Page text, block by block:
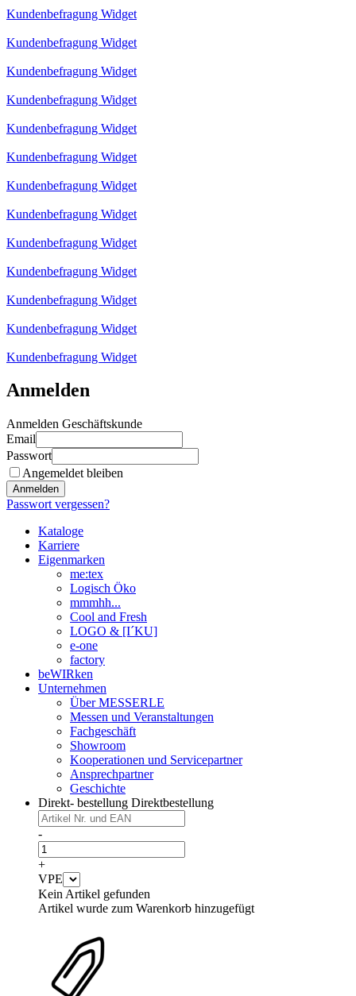
Kundenbefragung Widget
Kundenbefragung Widget
Kundenbefragung Widget
Kundenbefragung Widget
Kundenbefragung Widget
Kundenbefragung Widget
Kundenbefragung Widget
Kundenbefragung Widget
Kundenbefragung Widget
Kundenbefragung Widget
Kundenbefragung Widget
Kundenbefragung Widget
Kundenbefragung Widget
Anmelden
Anmelden Geschäftskunde
Email
Passwort
Angemeldet bleiben
Anmelden
Passwort vergessen?
Kataloge
Karriere
Eigenmarken
me:tex
Logisch Öko
mmmhh...
Cool and Fresh
LOGO & [I´KU]
e-one
factory
beWIRken
Unternehmen
Über MESSERLE
Messen und Veranstaltungen
Fachgeschäft
Showroom
Kooperationen und Servicepartner
Ansprechpartner
Geschichte
Direkt- bestellung Direktbestellung
-
+
VPE
Kein Artikel gefunden
Artikel wurde zum Warenkorb hinzugefügt